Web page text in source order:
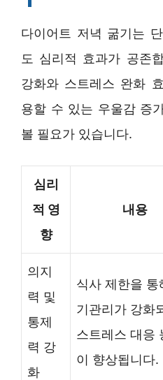
다이어트 저녁 굶기는
도 심리적 효과가 공존
강화와 스트레스 완화
용할 수 있는 우울감 증
볼 필요가 있습니다.
심리
적 영
향
내용
의지
력 및
통제
력 강
화
식사 제한을 통
기관리가 강화
스트레스 대응
이 향상됩니다.